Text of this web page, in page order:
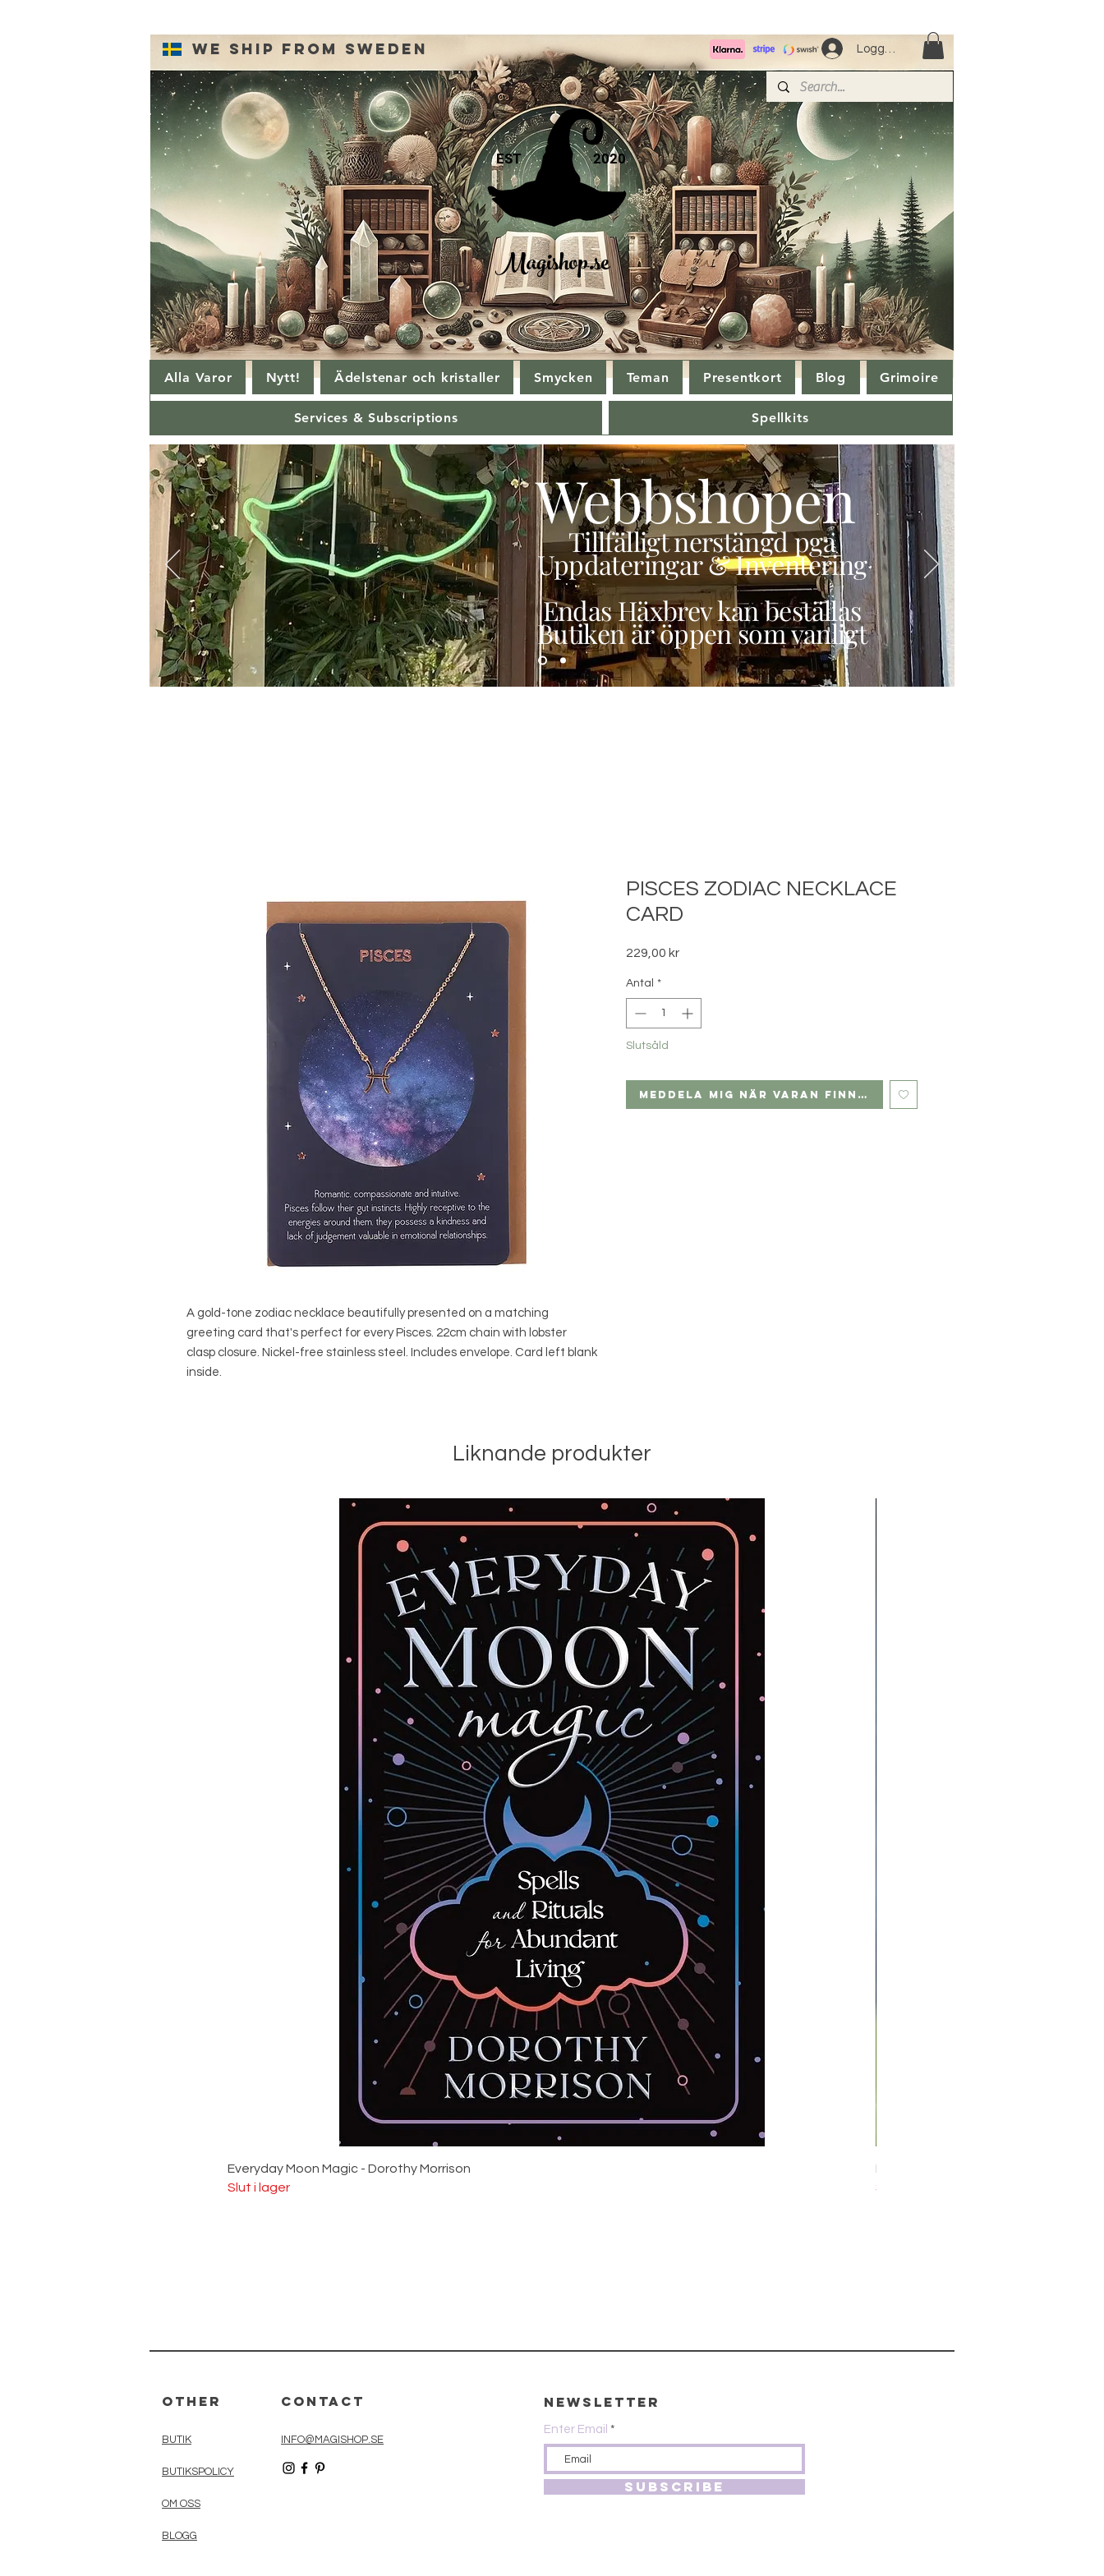
Logga in
We ship from Sweden
Magishop.se
2020
EST
Alla Varor Nytt! Ädelstenar och kristaller Smycken Teman Presentkort Blog Grimoire
Services & Subscriptions Spellkits
Webbshopen
Tillfälligt nerstängd pga
Uppdateringar & Inventering
Endas Häxbrev kan beställas
Butiken är öppen som vanligt
A gold-tone zodiac necklace beautifully presented on a matching
greeting card that's perfect for every Pisces. 22cm chain with lobster
clasp closure. Nickel-free stainless steel. Includes envelope. Card left blank
inside.
PISCES ZODIAC NECKLACE
CARD
229,00 krPris
Antal *
Slutsåld
Meddela mig när varan finns i lager
Liknande produkter
Everyday Moon Magic - Dorothy Morrison
Slut i lager
Midnight Hare Wild Tulip Incense
Slut i lager
Other Contact
BUTIK
BUTIKSPOLICY
OM OSS
BLOGG
INFO@MAGISHOP.SE
Newsletter
Enter Email
SUBSCRIBE